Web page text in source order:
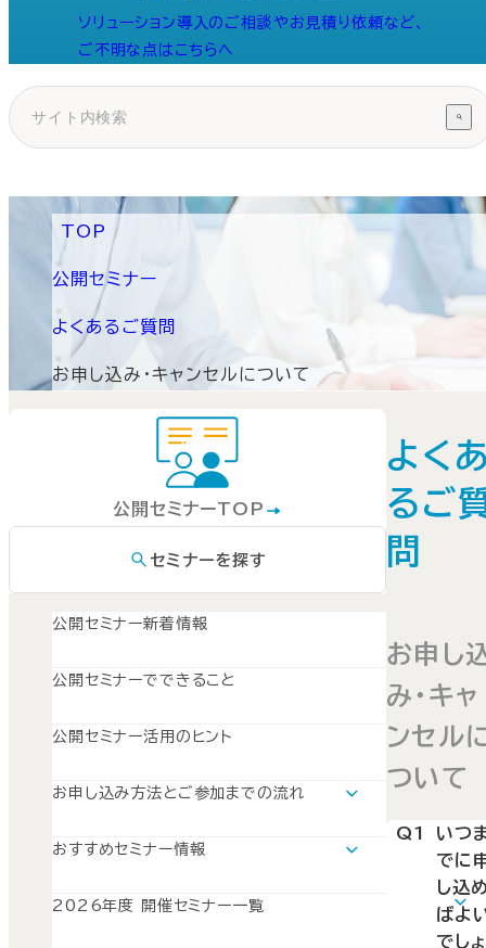
ソリューション導入のご相談やお見積り依頼など、
ご不明な点はこちらへ
TOP
公開セミナー
よくあるご質問
お申し込み・キャンセルについて
公開セミナーTOP
セミナーを探す
公開セミナー新着情報
公開セミナーでできること
公開セミナー活用のヒント
お申し込み方法とご参加までの流れ
おすすめセミナー情報
自職場の問題解決と課題形成を学べるセミナー4選
2026年度 開催セミナー一覧
よく
るご
問
お申し
み・キャ
ンセル
ついて
Q1
いつ
でに
し込
ばよ
でしょ